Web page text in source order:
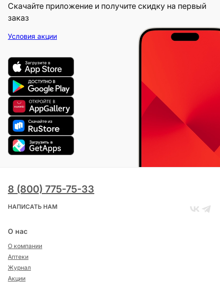
Скачайте приложение и получите скидку на первый
заказ
Условия акции
8 (800) 775-75-33
НАПИСАТЬ НАМ
О нас
О компании
Аптеки
Журнал
Акции